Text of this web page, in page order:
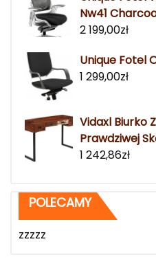
Nw41
2 199,00zł
Unique Fotel
1 299,00zł
Vidaxl Biurko
Prawdziwej
1 242,86zł
POLECAMY
zzzzz